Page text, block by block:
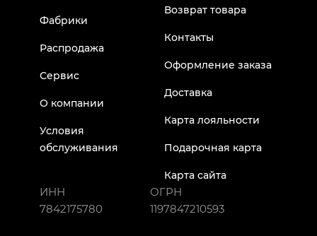
Фабрики
Распродажа
Сервис
О компании
Условия
обслуживания
Возврат товара
Контакты
Оформление заказа
Доставка
Карта лояльности
Подарочная карта
Карта сайта
ИНН
7842175780
ОГРН
1197847210593